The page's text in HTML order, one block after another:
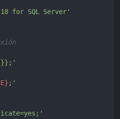
for SQL Server'
}};'
;'